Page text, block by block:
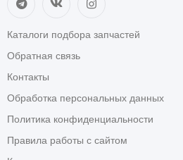
Каталоги подбора запчастей
Обратная связь
Контакты
Обработка персональных данных
Политика конфиденциальности
Правила работы с сайтом